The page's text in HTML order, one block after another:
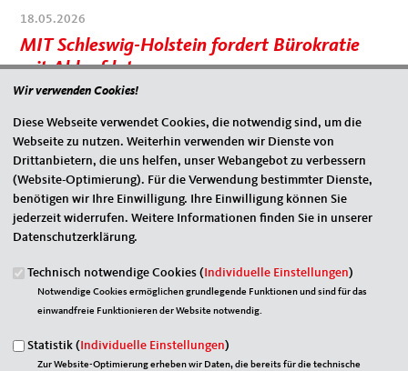
18.05.2026
MIT Schleswig-Holstein fordert Bürokratie
mit Ablaufdatum
spricht sich für einen konsequenten Bürokratieabbau durch
befristete Berichts-,...
Neujahrsempfang: MIT diskutiert
wirtschaftspolitische Weichenstellungen
Mittelstands- und Wirtschaftsunion (MIT) Schleswig-Holstein am
28. Januar 2026 in das neue...
Wir verwenden Cookies!
Diese Webseite verwendet Cookies, die notwendig sind, um die
Webseite zu nutzen. Weiterhin verwenden wir Dienste von
Drittanbietern, die uns helfen, unser Webangebot zu verbessern
(Website-Optimierung). Für die Verwendung bestimmter Dienste,
benötigen wir Ihre Einwilligung. Ihre Einwilligung können Sie
jederzeit widerrufen. Weitere Informationen finden Sie in unserer
Datenschutzerklärung.
Technisch notwendige Cookies (Individuelle Einstellungen)
Notwendige Cookies ermöglichen grundlegende Funktionen und sind für das
einwandfreie Funktionieren der Website notwendig.
Statistik ( Individuelle Einstellungen)
Zur Website-Optimierung erheben wir Daten, die bereits für die technische